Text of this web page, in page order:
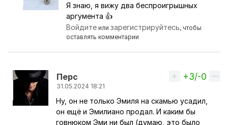
Ответ на комментарий пользователя
Я знаю, я вижу два беспроигрышных
аргумента 👍
Войдите илизарегистрируйтесь, чтобы
оставлять комментарии
Перс
31.05.2024 18:21
Ответ на комментарий пользователяNetlennyi
Вверх
+3/-0
Ну, он не только Эмиля на скамью усадил,
он ещё и Эмилиано продал. И каким бы
говнюком Эми ни был (думаю, это было